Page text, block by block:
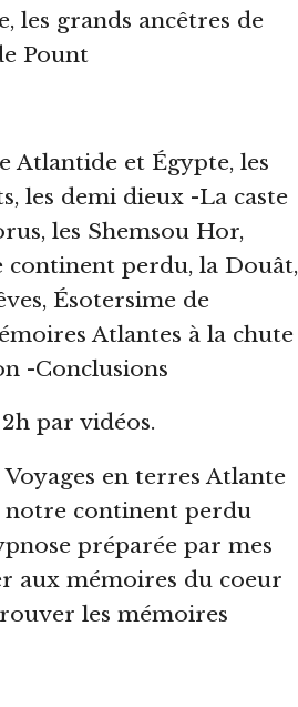
les grands ancêtres de
Pount
Atlantide et Égypte, les
les demi dieux -La caste
les Shemsou Hor,
continent perdu, la Douât,
Ésotersime de
Atlantes à la chute
-Conclusions
par vidéos.
en terres Atlante
notre continent perdu
préparée par mes
aux mémoires du coeur
les mémoires